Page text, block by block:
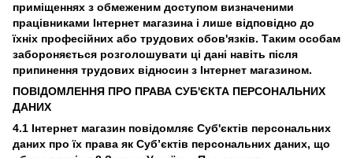
приміщеннях з обмеженим доступом визначеними
працівниками Інтернет магазина і лише відповідно до
їхніх професійних або трудових обов'язків. Таким особам
забороняється розголошувати ці дані навіть після
припинення трудових відносин з Інтернет магазином.
ПОВІДОМЛЕННЯ ПРО ПРАВА СУБ'ЄКТА ПЕРСОНАЛЬНИХ
ДАНИХ
4.1 Інтернет магазин повідомляє Суб'єктів персональних
даних про їх права як Суб’єктів персональних даних, що